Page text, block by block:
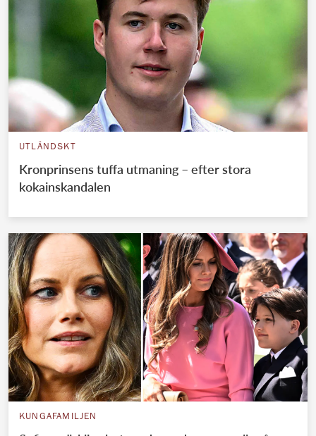
UTLÄNDSKT
Kronprinsens tuffa utmaning – efter stora
kokainskandalen
KUNGAFAMILJEN